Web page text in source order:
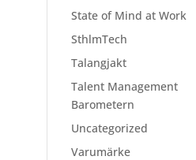
State of Mind at Work
SthlmTech
Talangjakt
Talent Management
Barometern
Uncategorized
Varumärke